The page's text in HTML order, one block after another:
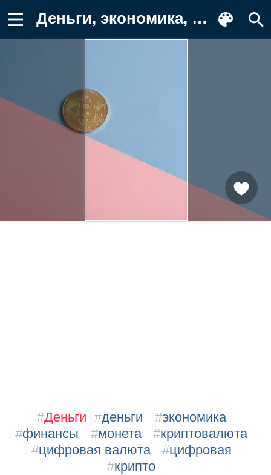
Деньги, экономика, финансы, монета Обои на телефон
#Деньги #деньги #экономика
#финансы #монета #криптовалюта
#цифровая валюта #цифровая
#крипто